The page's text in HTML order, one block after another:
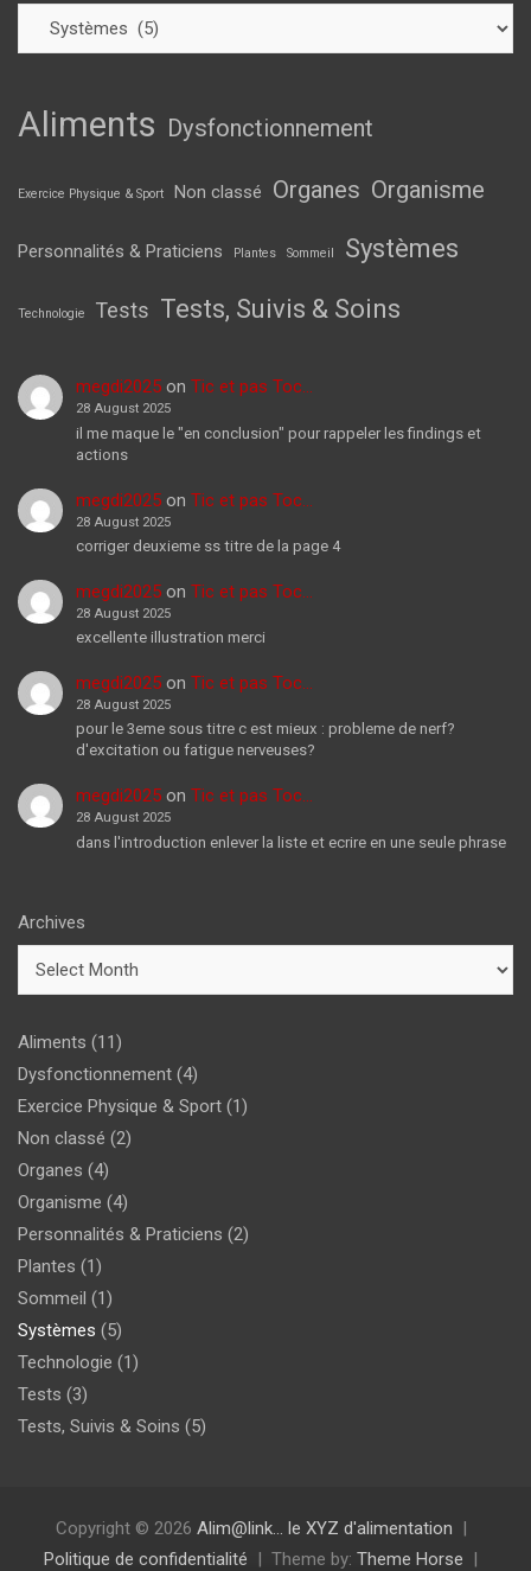
Aliments Dysfonctionnement
Exercice Physique & Sport Non classé Organes Organisme
Personnalités & Praticiens Plantes Sommeil Systèmes
Technologie Tests Tests, Suivis & Soins
megdi2025on Tic et pas Toc…
28 August 2025
il me maque le "en conclusion" pour rappeler les findings et
actions
megdi2025on Tic et pas Toc…
28 August 2025
corriger deuxieme ss titre de la page 4
megdi2025on Tic et pas Toc…
28 August 2025
excellente illustration merci
megdi2025on Tic et pas Toc…
28 August 2025
pour le 3eme sous titre c est mieux : probleme de nerf?
d'excitation ou fatigue nerveuses?
megdi2025on Tic et pas Toc…
28 August 2025
dans l'introduction enlever la liste et ecrire en une seule phrase
Archives
Aliments (11)
Dysfonctionnement (4)
Exercice Physique & Sport (1)
Non classé (2)
Organes (4)
Organisme (4)
Personnalités & Praticiens (2)
Plantes (1)
Sommeil (1)
Systèmes (5)
Technologie (1)
Tests (3)
Tests, Suivis & Soins (5)
Copyright © 2026 Alim@link… le XYZ d'alimentation
Politique de confidentialité
Theme by: Theme Horse